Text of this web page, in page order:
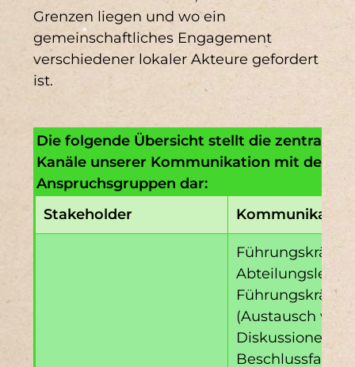
Grenzen liegen und wo ein
gemeinschaftliches Engagement
verschiedener lokaler Akteure gefordert
ist.
Die folgende Übersicht stellt die zentralen
Kanäle unserer Kommunikation mit den
Anspruchsgruppen dar:
Stakeholder
(Austausch von
Diskussionen,